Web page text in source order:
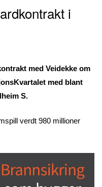
i
med Veidekke om
med blant
S.
verdt 980 millioner